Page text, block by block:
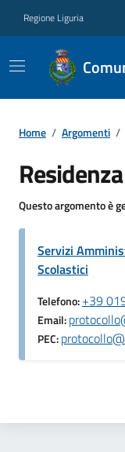
Regione Liguria
Home / Argomenti /
Residenza
Questo argomento è
Servizi
Scolastici
Telefono:+39
Email:
PEC: